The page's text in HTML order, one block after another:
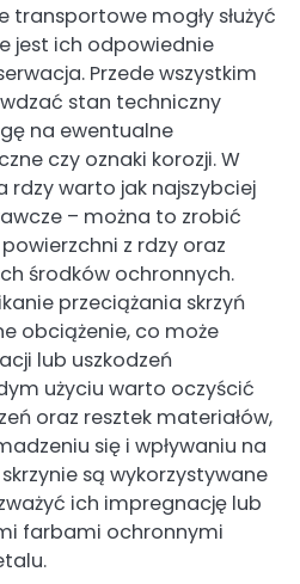
transportowe mogły służyć
jest ich odpowiednie
Przede wszystkim
stan techniczny
na ewentualne
czy oznaki korozji. W
rdzy warto jak najszybciej
– można to zrobić
z rdzy oraz
środków ochronnych.
przeciążania skrzyń
obciążenie, co może
lub uszkodzeń
użyciu warto oczyścić
oraz resztek materiałów,
się i wpływaniu na
są wykorzystywane
ich impregnację lub
farbami ochronnymi